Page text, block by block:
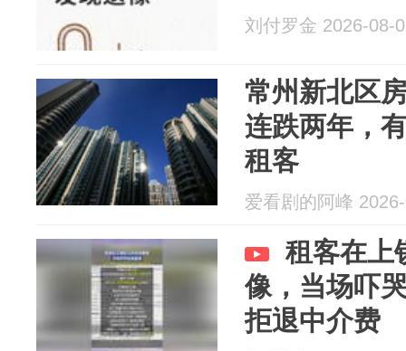
刘付罗金 2026-08-
常州新北区
连跌两年，
租客
爱看剧的阿峰
租客在上
像，当场吓
拒退中介费